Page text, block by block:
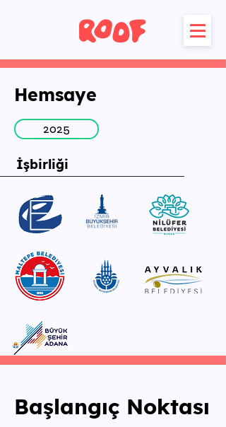
Hemsaye
2025
İşbirliği
Başlangıç Noktası